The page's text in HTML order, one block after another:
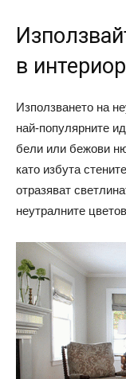
в
Използването на
най-популярните
бели или бежови
като избута
отразяват
неутралните